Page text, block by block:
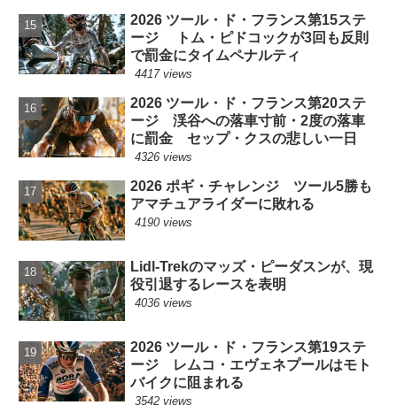
2026 ツール・ド・フランス第15ステ
ージ トム・ピドコックが3回も反則
で罰金にタイムペナルティ
4417 views
2026 ツール・ド・フランス第20ステ
ージ 渓谷への落車寸前・2度の落車
に罰金 セップ・クスの悲しい一日
4326 views
2026 ポギ・チャレンジ ツール5勝も
アマチュアライダーに敗れる
4190 views
Lidl-Trekのマッズ・ピーダスンが、現
役引退するレースを表明
4036 views
2026 ツール・ド・フランス第19ステ
ージ レムコ・エヴェネプールはモト
バイクに阻まれる
3542 views